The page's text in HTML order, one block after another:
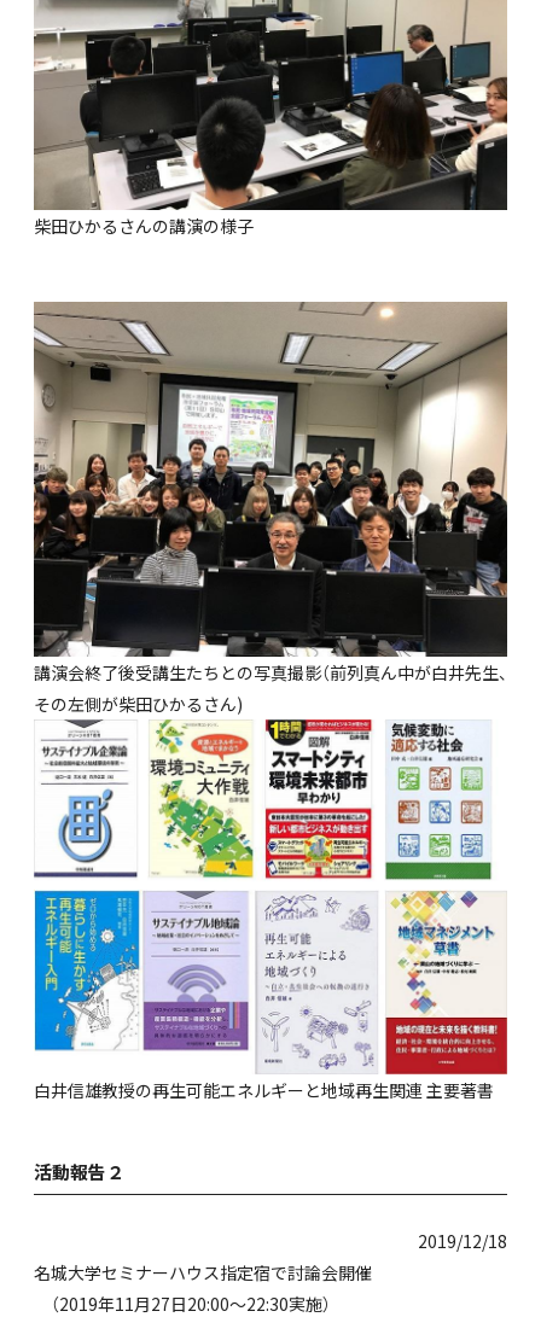
柴田ひかるさんの講演の様子
講演会終了後受講生たちとの写真撮影（前列真ん中が白井先生、
その左側が柴田ひかるさん)
白井信雄教授の再生可能エネルギーと地域再生関連 主要著書
活動報告２
2019/12/18
名城大学セミナーハウス指定宿で討論会開催
（2019年11月27日20:00～22:30実施）